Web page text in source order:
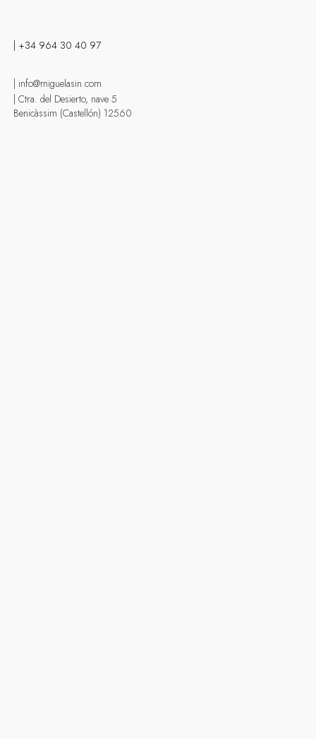
| +34 964 30 40 97
| info@miguelasin.com
| Ctra. del Desierto, nave 5
Benicàssim (Castellón) 12560